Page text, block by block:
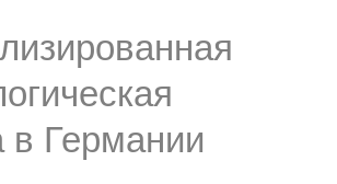
в Германии